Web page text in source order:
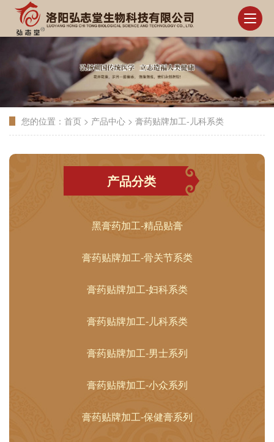
您的位置： 首页 > 产品中心 > 膏药贴牌加工-儿科系类
产品分类
黑膏药加工-精品贴膏
膏药贴牌加工-骨关节系类
膏药贴牌加工-妇科系类
膏药贴牌加工-儿科系类
膏药贴牌加工-男士系列
膏药贴牌加工-小众系列
膏药贴牌加工-保健膏系列